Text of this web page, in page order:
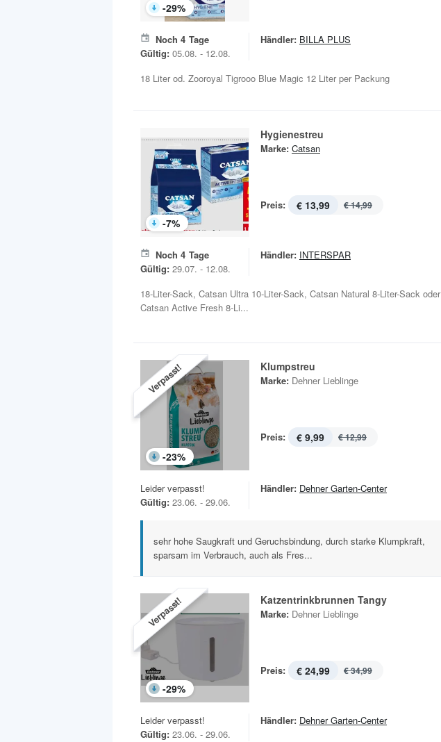
-29%
Noch 4 Tage
Gültig: 05.08. - 12.08.
Händler: BILLA PLUS
18 Liter od. Zooroyal Tigrooo Blue Magic 12 Liter per Packung
-7%
Hygienestreu
Marke: Catsan
Preis: € 13,99 € 14,99
Noch 4 Tage
Gültig: 29.07. - 12.08.
Händler: INTERSPAR
18-Liter-Sack, Catsan Ultra 10-Liter-Sack, Catsan Natural 8-Liter-Sack oder
Catsan Active Fresh 8-Li...
Verpasst!
-23%
Klumpstreu
Marke: Dehner Lieblinge
Preis: € 9,99 € 12,99
Leider verpasst!
Gültig: 23.06. - 29.06.
Händler: Dehner Garten-Center
sehr hohe Saugkraft und Geruchsbindung, durch starke Klumpkraft,
sparsam im Verbrauch, auch als Fres...
Verpasst!
-29%
Katzentrinkbrunnen Tangy
Marke: Dehner Lieblinge
Preis: € 24,99 € 34,99
Leider verpasst!
Gültig: 23.06. - 29.06.
Händler: Dehner Garten-Center